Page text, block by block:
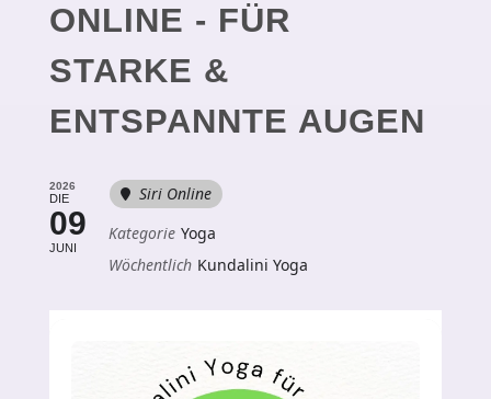
ONLINE - FÜR
STARKE &
ENTSPANNTE AUGEN
2026
DIE
09
JUNI
Siri Online
Kategorie Yoga
Wöchentlich Kundalini Yoga